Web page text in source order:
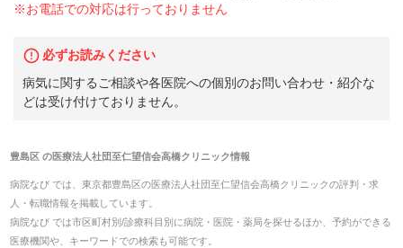
※お電話での対応は行っておりません
必ずお読みください
病気に関するご相談や各医院への個別のお問い合わせ・紹介な
どは受け付けておりません。
豊島区の医療法人社団至仁望信会高橋クリニック情報
病院なび では、 東京都豊島区の医療法人社団至仁望信会高橋クリニックの評判・求
人・転職情報を掲載しています。
病院なび では市区町村別/診療科目別に病院・医院・薬局を探せるほか、予約ができる
医療機関や、キーワードでの検索も可能です。